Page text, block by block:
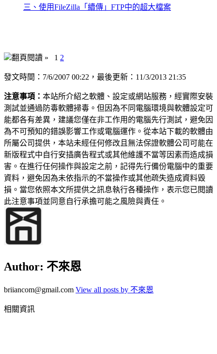
三、使用FileZilla「續傳」FTP中的超大檔案
翻頁閱讀 » 1 2
發文時間：7/6/2007 00:22，最後更新：11/3/2013 21:35
注意事項： 本站所介紹之軟體、設定或網站服務，經實際安裝
測試並通過防毒軟體掃毒。但因為不同電腦環境與軟體設定可
能都各有差異，建議您僅在非工作用的電腦先行測試，避免因
為不可預知的錯誤影響工作或電腦運作。從本站下載的軟體由
所屬公司提供，本站未經任何修改且無法保證軟體公司可能在
新版程式中自行安插廣告程式或其他維護不當等因素而造成損
害。在進行任何操作與設定之前，記得先行備份電腦中的重要
資料，避免因為未依指示的不當操作或其他疏失造成資料毀
損。當您依照本文所提供之訊息執行各種操作，表示您已閱讀
此注意事項並同意自行承擔可能之風險與責任。
Author: 不來恩
briiancom@gmail.com View all posts by 不來恩
相關資訊